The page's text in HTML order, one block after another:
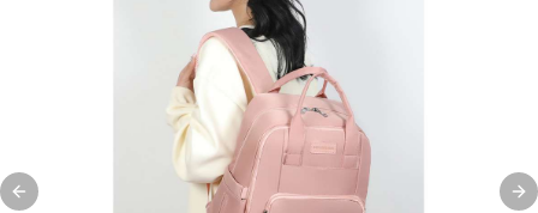
Previous slide